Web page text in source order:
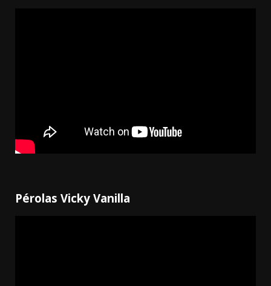
Pérolas Vicky Vanilla